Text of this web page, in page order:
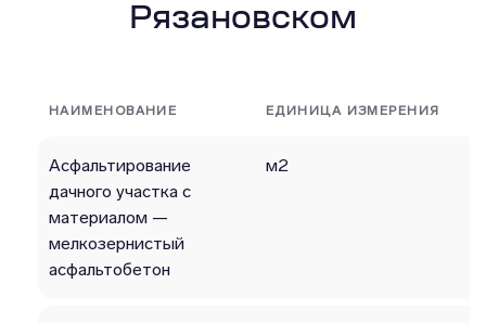
Рязановском
НАИМЕНОВАНИЕ ЕДИНИЦА ИЗМЕРЕНИЯ
Асфальтирование
дачного участка с
материалом —
мелкозернистый
асфальтобетон
м2